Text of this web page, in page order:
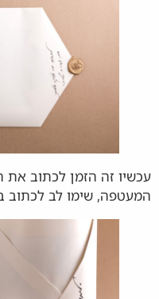
עכשיו זה הזמן לכתוב
המעטפה, שימו לב לכתוב